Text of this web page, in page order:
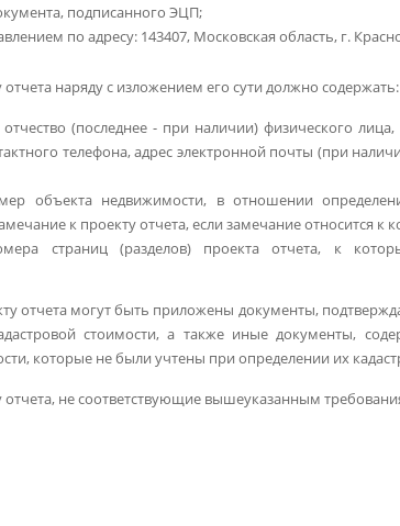
подписанного ЭЦП;
по адресу: 143407, Московская область, г.
наряду с изложением его сути должно содержать:
(последнее - при наличии) физического
телефона, адрес электронной почты (при
объекта недвижимости, в отношении
к проекту отчета, если замечание относится
страниц (разделов) проекта отчета, к
отчета могут быть приложены документы,
стоимости, а также иные документы,
которые не были учтены при определении их
отчета, не соответствующие вышеуказанным